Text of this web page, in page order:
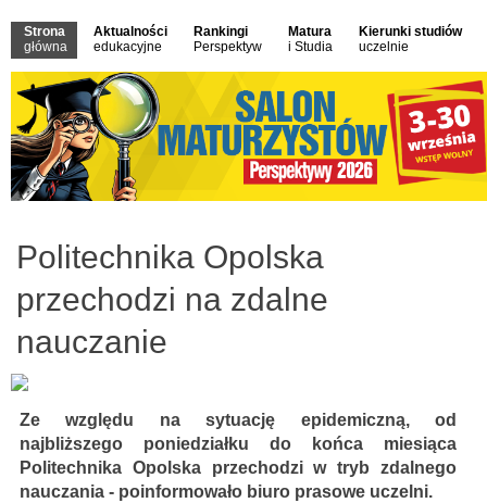
Strona
główna
Aktualności
edukacyjne
Rankingi
Perspektyw
Matura
i Studia
Kierunki studiów
uczelnie
Politechnika Opolska
przechodzi na zdalne
nauczanie
Ze względu na sytuację epidemiczną, od
najbliższego poniedziałku do końca miesiąca
Politechnika Opolska przechodzi w tryb zdalnego
nauczania - poinformowało biuro prasowe uczelni.